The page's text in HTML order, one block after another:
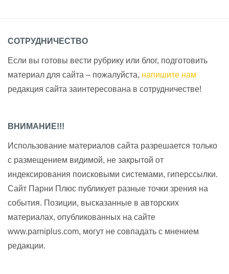
СОТРУДНИЧЕСТВО
Если вы готовы вести рубрику или блог, подготовить
материал для сайта – пожалуйста, напишите нам
редакция сайта заинтересована в сотрудничестве!
ВНИМАНИЕ!!!
Использование материалов сайта разрешается только
с размещением видимой, не закрытой от
индексирования поисковыми системами, гиперссылки.
Сайт Парни Плюс публикует разные точки зрения на
события. Позиции, высказанные в авторских
материалах, опубликованных на сайте
www.parniplus.com, могут не совпадать с мнением
редакции.